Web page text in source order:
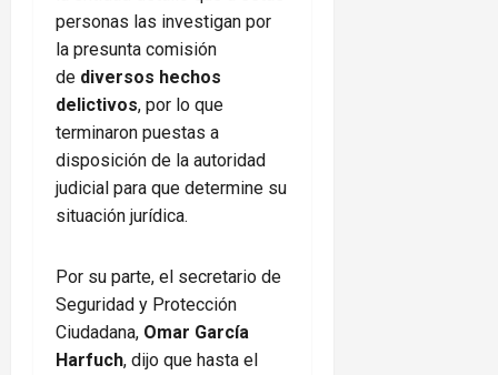
personas las investigan por
la presunta comisión
de diversos hechos
delictivos, por lo que
terminaron puestas a
disposición de la autoridad
judicial para que determine su
situación jurídica.
Por su parte, el secretario de
Seguridad y Protección
Ciudadana, Omar García
Harfuch, dijo que hasta el